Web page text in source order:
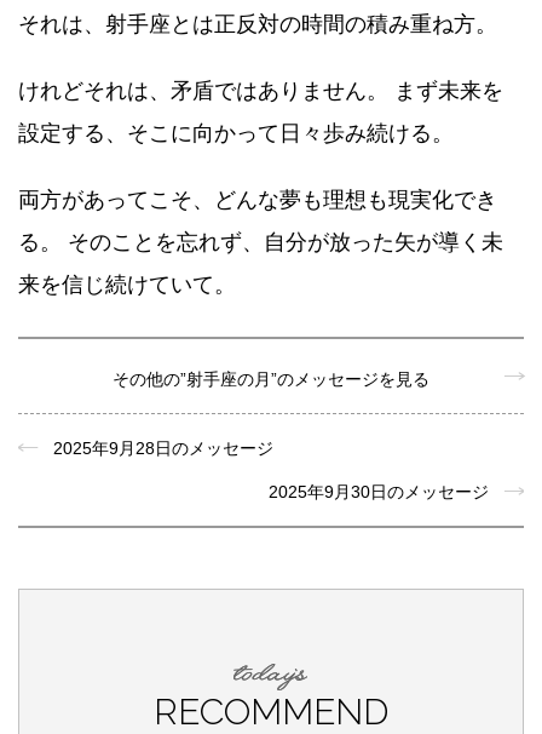
それは、射手座とは正反対の時間の積み重ね方。
けれどそれは、矛盾ではありません。 まず未来を
設定する、そこに向かって日々歩み続ける。
両方があってこそ、どんな夢も理想も現実化でき
る。 そのことを忘れず、自分が放った矢が導く未
来を信じ続けていて。
その他の”射手座の月”のメッセージを見る
2025年9月28日のメッセージ
2025年9月30日のメッセージ
RECOMMEND